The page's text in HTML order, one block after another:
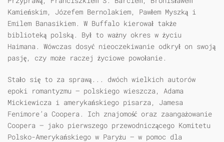
Kamieńskim, Józefem Bernolakiem, Pawłem Myszką i
Emilem Banasikiem. W Buffalo kierował także
biblioteką polską. Był to ważny okres w życiu
Haimana. Wówczas dosyć nieoczekiwanie odkrył on swoją
pasję, czy może raczej życiowe powołanie.
Stało się to za sprawą... dwóch wielkich autorów
epoki romantyzmu – polskiego wieszcza, Adama
Mickiewicza i amerykańskiego pisarza, Jamesa
Fenimore’a Coopera. Ich znajomość oraz zaangażowanie
Coopera – jako pierwszego przewodniczącego Komitetu
Polsko-Amerykańskiego w Paryżu – w pomoc dla